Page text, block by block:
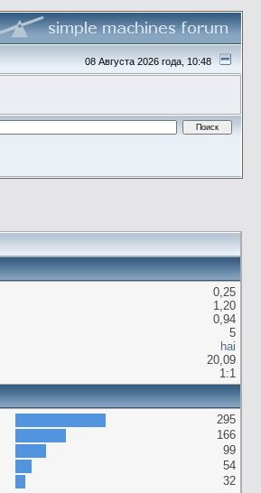
08 Августа 2026 года, 10:48
0,25
1,20
0,94
5
hai
20,09
1:1
295
166
99
54
32